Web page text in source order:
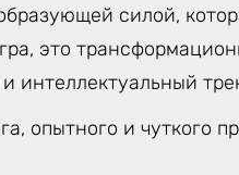
силой,
это
интеллектуальный
опытного и чуткого